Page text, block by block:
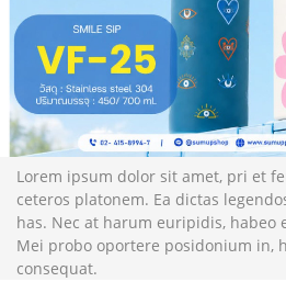
Lorem ipsum dolor sit amet, pri et
ceteros platonem. Ea dictas
has. Nec at harum euripidis, habeo
Mei probo oportere posidonium in,
consequat.